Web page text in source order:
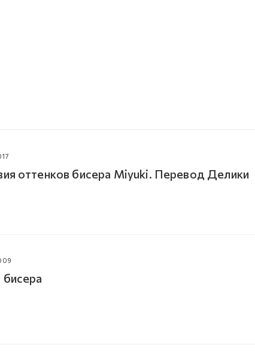
оттенков бисера Miyuki. Перевод Делики